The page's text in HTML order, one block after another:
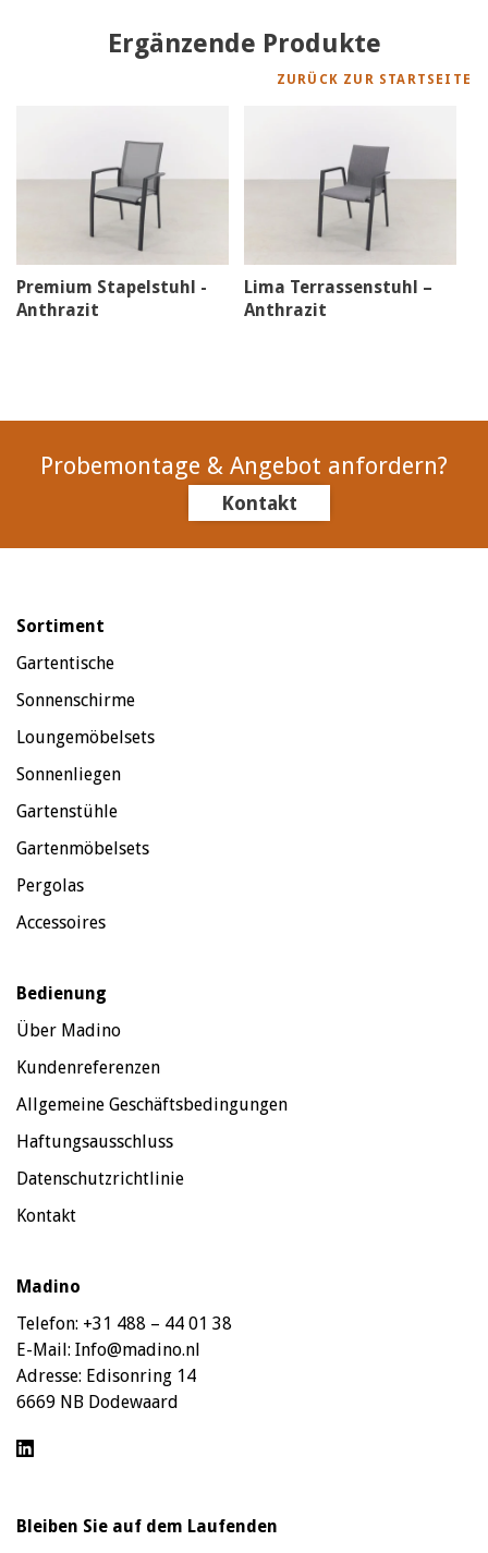
Ergänzende Produkte
ZURÜCK ZUR STARTSEITE
Premium Stapelstuhl -
Anthrazit
Lima Terrassenstuhl –
Anthrazit
Probemontage & Angebot anfordern?
Kontakt
Sortiment
Gartentische
Sonnenschirme
Loungemöbelsets
Sonnenliegen
Gartenstühle
Gartenmöbelsets
Pergolas
Accessoires
Bedienung
Über Madino
Kundenreferenzen
Allgemeine Geschäftsbedingungen
Haftungsausschluss
Datenschutzrichtlinie
Kontakt
Madino
Telefon: +31 488 – 44 01 38
E-Mail: Info@madino.nl
Adresse: Edisonring 14
6669 NB Dodewaard
Bleiben Sie auf dem Laufenden